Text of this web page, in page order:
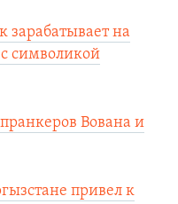
зарабатывает на
символикой
Вована и
привел к